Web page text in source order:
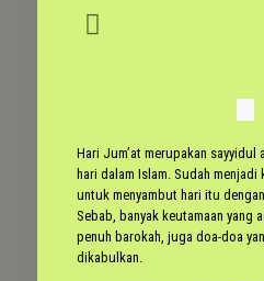
Hari Jum’at merupakan sayyidul
hari dalam Islam. Sudah
untuk menyambut hari itu
Sebab, banyak keutamaan yang
penuh barokah, juga doa-doa
dikabulkan.